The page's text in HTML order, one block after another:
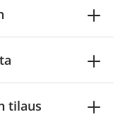
tilaus